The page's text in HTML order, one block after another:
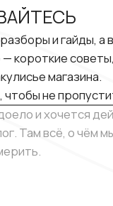
на сайте для
Политика конфиденциальности